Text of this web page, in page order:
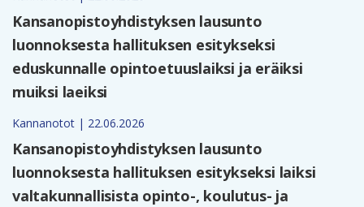
Kansanopistoyhdistyksen lausunto
luonnoksesta hallituksen esitykseksi
eduskunnalle opintoetuuslaiksi ja eräiksi
muiksi laeiksi
Kannanotot | 22.06.2026
Kansanopistoyhdistyksen lausunto
luonnoksesta hallituksen esitykseksi laiksi
valtakunnallisista opinto-, koulutus- ja